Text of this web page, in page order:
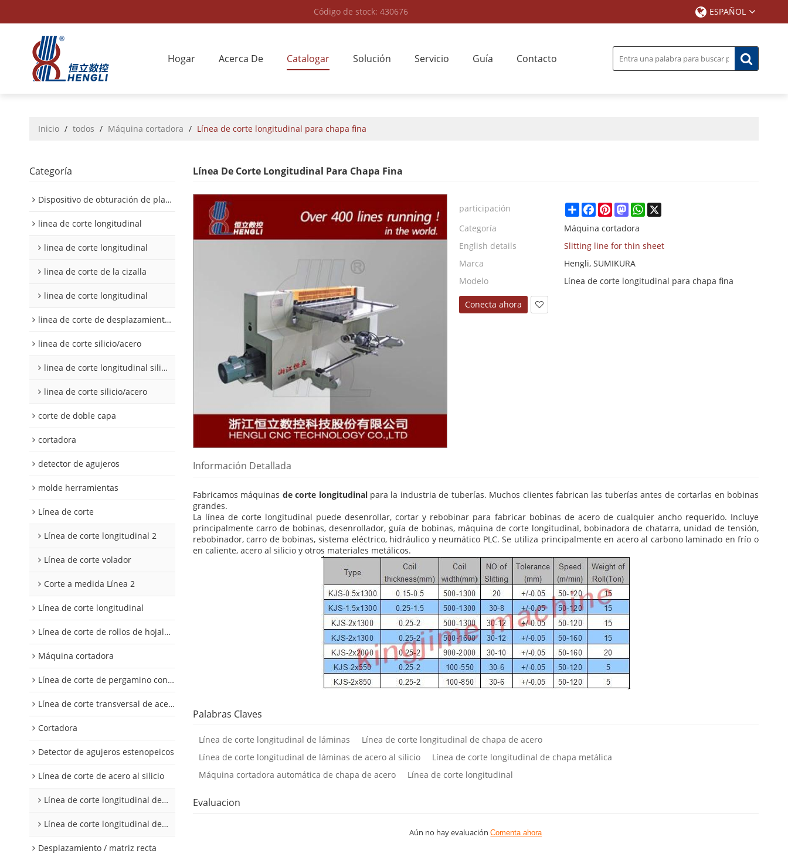
Código de stock: 430676 ESPAÑOL
Hogar Acerca De Catalogar Solución Servicio Guía Contacto
Inicio / todos / Máquina cortadora / Línea de corte longitudinal para chapa fina
Categoría
Dispositivo de obturación de placa interior/exterior de automóvil
linea de corte longitudinal
linea de corte longitudinal
linea de corte de la cizalla
linea de corte longitudinal
linea de corte de desplazamiento de hojalata y aluminio
linea de corte silicio/acero
linea de corte longitudinal silicio acero
linea de corte silicio/acero
corte de doble capa
cortadora
detector de agujeros
molde herramientas
Línea de corte
Línea de corte longitudinal 2
Línea de corte volador
Corte a medida Línea 2
Línea de corte longitudinal
Línea de corte de rollos de hojalata y aluminio
Máquina cortadora
Línea de corte de pergamino con control digital
Línea de corte transversal de acero al silicio
Cortadora
Detector de agujeros estenopeicos
Línea de corte de acero al silicio
Línea de corte longitudinal de acero al silicio
Línea de corte longitudinal de acero al silicio
Desplazamiento / matriz recta
Línea De Corte Longitudinal Para Chapa Fina
participación ShareFacebook
PinterestMastodonWhatsApp
X
Categoría
Máquina cortadora
English details
Slitting line for thin sheet
Marca
Hengli, SUMIKURA
Modelo
Línea de corte longitudinal para chapa fina
Conecta ahora
Información Detallada
Fabricamos máquinas de corte longitudinalpara la industria de tuberías. Muchos clientes fabrican las tuberías antes de cortarlas en bobinas
grandes.
La línea de corte longitudinal puede desenrollar, cortar y rebobinar para fabricar bobinas de acero de cualquier ancho requerido. Incluye
principalmente carro de bobinas, desenrollador, guía de bobinas, máquina de corte longitudinal, bobinadora de chatarra, unidad de tensión,
rebobinador, carro de bobinas, sistema eléctrico, hidráulico y neumático PLC. Se utiliza principalmente en acero al carbono laminado en frío o
en caliente, acero al silicio y otros materiales metálicos.
Palabras Claves
Línea de corte longitudinal de láminas
Línea de corte longitudinal de chapa de acero
Línea de corte longitudinal de láminas de acero al silicio
Línea de corte longitudinal de chapa metálica
Máquina cortadora automática de chapa de acero
Línea de corte longitudinal
Evaluacion
Aún no hay evaluaciónComenta ahora